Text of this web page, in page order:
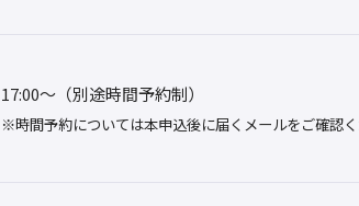
17:00～（別途時間予約制）
※時間予約については本申込後に届くメールをご確認く